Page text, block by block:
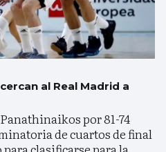
al Real Madrid a
por 81-74
de cuartos de final